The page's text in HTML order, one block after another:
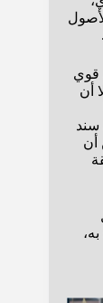
قوي
أن
سند
أن